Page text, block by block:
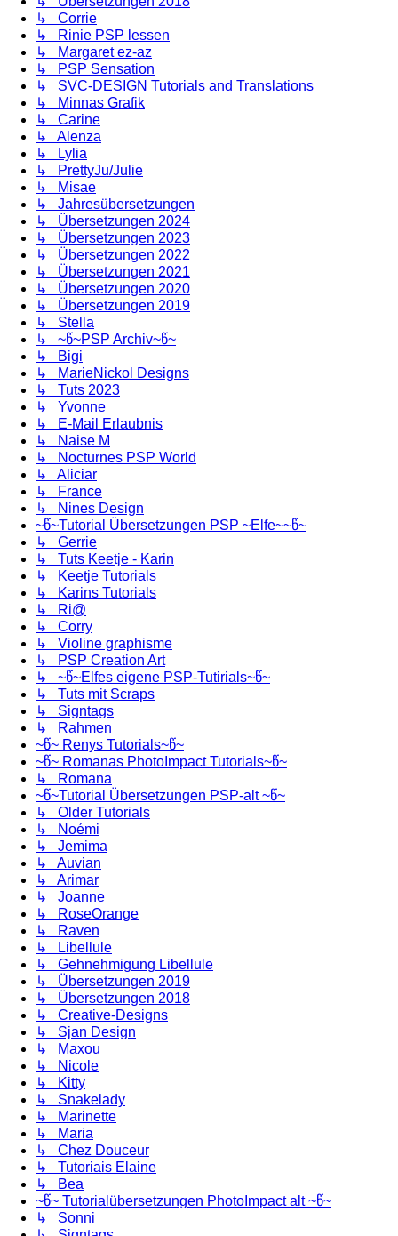
↳ Corrie
↳ Rinie PSP lessen
↳ Margaret ez-az
↳ PSP Sensation
↳ SVC-DESIGN Tutorials and Translations
↳ Minnas Grafik
↳ Carine
↳ Alenza
↳ Lylia
↳ PrettyJu/Julie
↳ Misae
↳ Jahresübersetzungen
↳ Übersetzungen 2024
↳ Übersetzungen 2023
↳ Übersetzungen 2022
↳ Übersetzungen 2021
↳ Übersetzungen 2020
↳ Übersetzungen 2019
↳ Stella
↳ ~წ~PSP Archiv~წ~
↳ Bigi
↳ MarieNickol Designs
↳ Tuts 2023
↳ Yvonne
↳ E-Mail Erlaubnis
↳ Naise M
↳ Nocturnes PSP World
↳ Aliciar
↳ France
↳ Nines Design
~წ~Tutorial Übersetzungen PSP ~Elfe~~წ~
↳ Gerrie
↳ Tuts Keetje - Karin
↳ Keetje Tutorials
↳ Karins Tutorials
↳ Ri@
↳ Corry
↳ Violine graphisme
↳ PSP Creation Art
↳ ~წ~Elfes eigene PSP-Tutirials~წ~
↳ Tuts mit Scraps
↳ Signtags
↳ Rahmen
~წ~ Renys Tutorials~წ~
~წ~ Romanas PhotoImpact Tutorials~წ~
↳ Romana
~წ~Tutorial Übersetzungen PSP-alt ~წ~
↳ Older Tutorials
↳ Noémi
↳ Jemima
↳ Auvian
↳ Arimar
↳ Joanne
↳ RoseOrange
↳ Raven
↳ Libellule
↳ Gehnehmigung Libellule
↳ Übersetzungen 2019
↳ Übersetzungen 2018
↳ Creative-Designs
↳ Sjan Design
↳ Maxou
↳ Nicole
↳ Kitty
↳ Snakelady
↳ Marinette
↳ Maria
↳ Chez Douceur
↳ Tutoriais Elaine
↳ Bea
~წ~ Tutorialübersetzungen PhotoImpact alt ~წ~
↳ Sonni